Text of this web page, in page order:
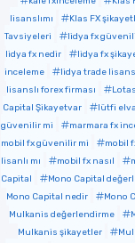
lisanslımı
Klas FX
Tavsiyeleri
lidya fx
lidya fx nedir
lidya fx
inceleme
lidya trade
lisanslı forex firması
Capital Şikayetvar
lütfi
güvenilir mi
marmara fx
mobil fx güvenilir mi
mobil
lisanlı mı
mobil fx nasıl
Capital
Mono Capital
Mono Capital nedir
Mono
Mulkanis değerlendirme
Mulkanis şikayetler